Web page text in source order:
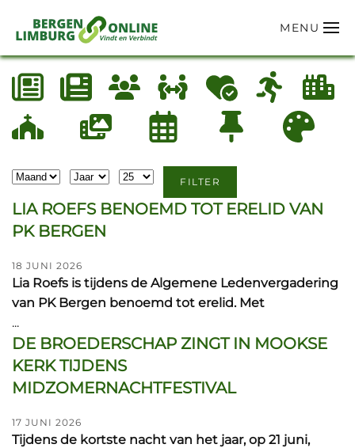
Terug naar hoofdinhoud
MENU
Filters
Maand Jaar Toon # FILTER
LIA ROEFS BENOEMD TOT ERELID VAN
PK BERGEN
18 JUNI 2026
Lia Roefs is tijdens de Algemene Ledenvergadering
van PK Bergen benoemd tot erelid. Met
...
DE BROEDERSCHAP ZINGT IN MOOKSE
KERK TIJDENS
MIDZOMERNACHTFESTIVAL
17 JUNI 2026
Tijdens de kortste nacht van het jaar, op 21 juni,